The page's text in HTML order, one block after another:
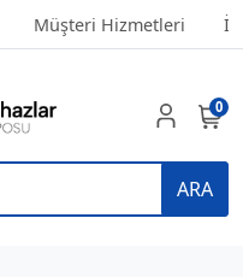
Müşteri Hizmetleri
ARA
0